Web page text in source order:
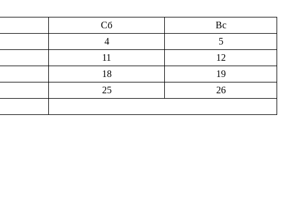
Сб
Вс
4
5
11
12
18
19
25
26